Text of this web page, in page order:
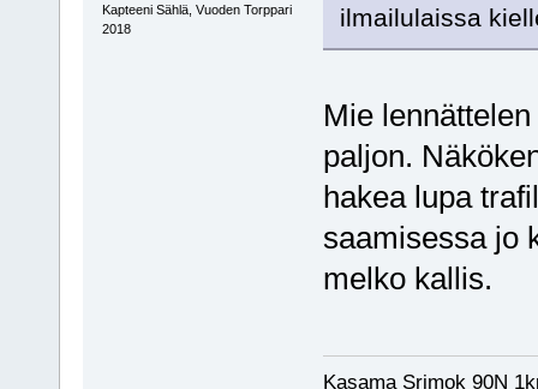
Kapteeni Sählä, Vuoden Torppari
2018
ilmailulaissa
Mie
paljon.
hakea lupa
saamisessa jo
melko kallis.
Kasama Srimok 90N